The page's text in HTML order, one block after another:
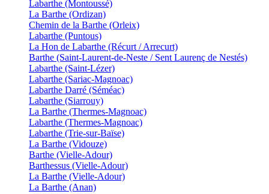
Labarthe (Montoussé)
La Barthe (Ordizan)
Chemin de la Barthe (Orleix)
Labarthe (Puntous)
La Hon de Labarthe (Récurt / Arrecurt)
Barthe (Saint-Laurent-de-Neste / Sent Laurenç de Nestés)
Labarthe (Saint-Lézer)
Labarthe (Sariac-Magnoac)
Labarthe Darré (Séméac)
Labarthe (Siarrouy)
La Barthe (Thermes-Magnoac)
Labarthe (Thermes-Magnoac)
Labarthe (Trie-sur-Baïse)
La Barthe (Vidouze)
Barthe (Vielle-Adour)
Barthessus (Vielle-Adour)
La Barthe (Vielle-Adour)
La Barthe (Anan)